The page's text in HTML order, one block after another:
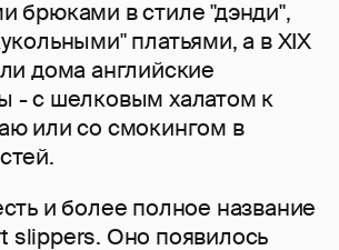
брюками в стиле "дэнди",
платьями, а в XIX
дома английские
- с шелковым халатом к
или со смокингом в
и более полное название
slippers. Оно появилось